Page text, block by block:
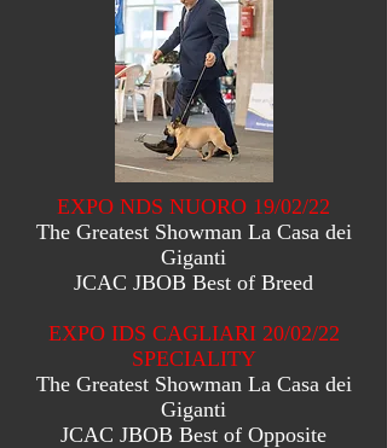
EXPO NDS NUORO 19/02/22
The Greatest Showman La Casa dei
Giganti
JCAC JBOB Best of Breed
EXPO IDS CAGLIARI 20/02/22
SPECIALITY
The Greatest Showman La Casa dei
Giganti
JCAC JBOB Best of Opposite